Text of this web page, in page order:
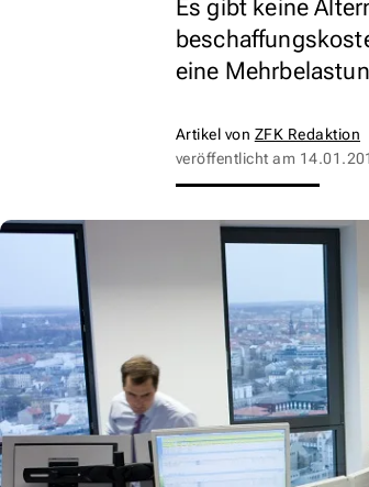
Es gibt keine
eine
Artikel von ZFK Redaktion
veröffentlicht am